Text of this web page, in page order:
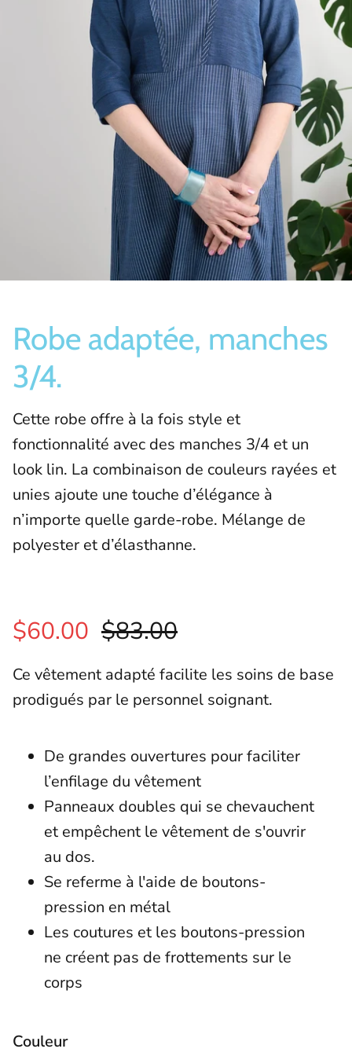
Bas/Chaussettes
Robe adaptée, manches
3/4.
Cette robe offre à la fois style et
fonctionnalité avec des manches 3/4 et un
look lin. La combinaison de couleurs rayées et
unies ajoute une touche d’élégance à
n’importe quelle garde-robe. Mélange de
polyester et d’élasthanne.
$60.00 $83.00
Ce vêtement adapté facilite les soins de base
prodigués par le personnel soignant.
De grandes ouvertures pour faciliter
l’enfilage du vêtement
Panneaux doubles qui se chevauchent
et empêchent le vêtement de s'ouvrir
au dos.
Se referme à l'aide de boutons-
pression en métal
Les coutures et les boutons-pression
ne créent pas de frottements sur le
corps
Couleur